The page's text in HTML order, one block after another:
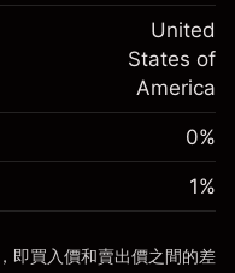
約值）
$19,000.00
(-$0.14)
值）
$20,000.00
$19,000.00
United
States of
America
0%
1%
即買入價和賣出價之間的差